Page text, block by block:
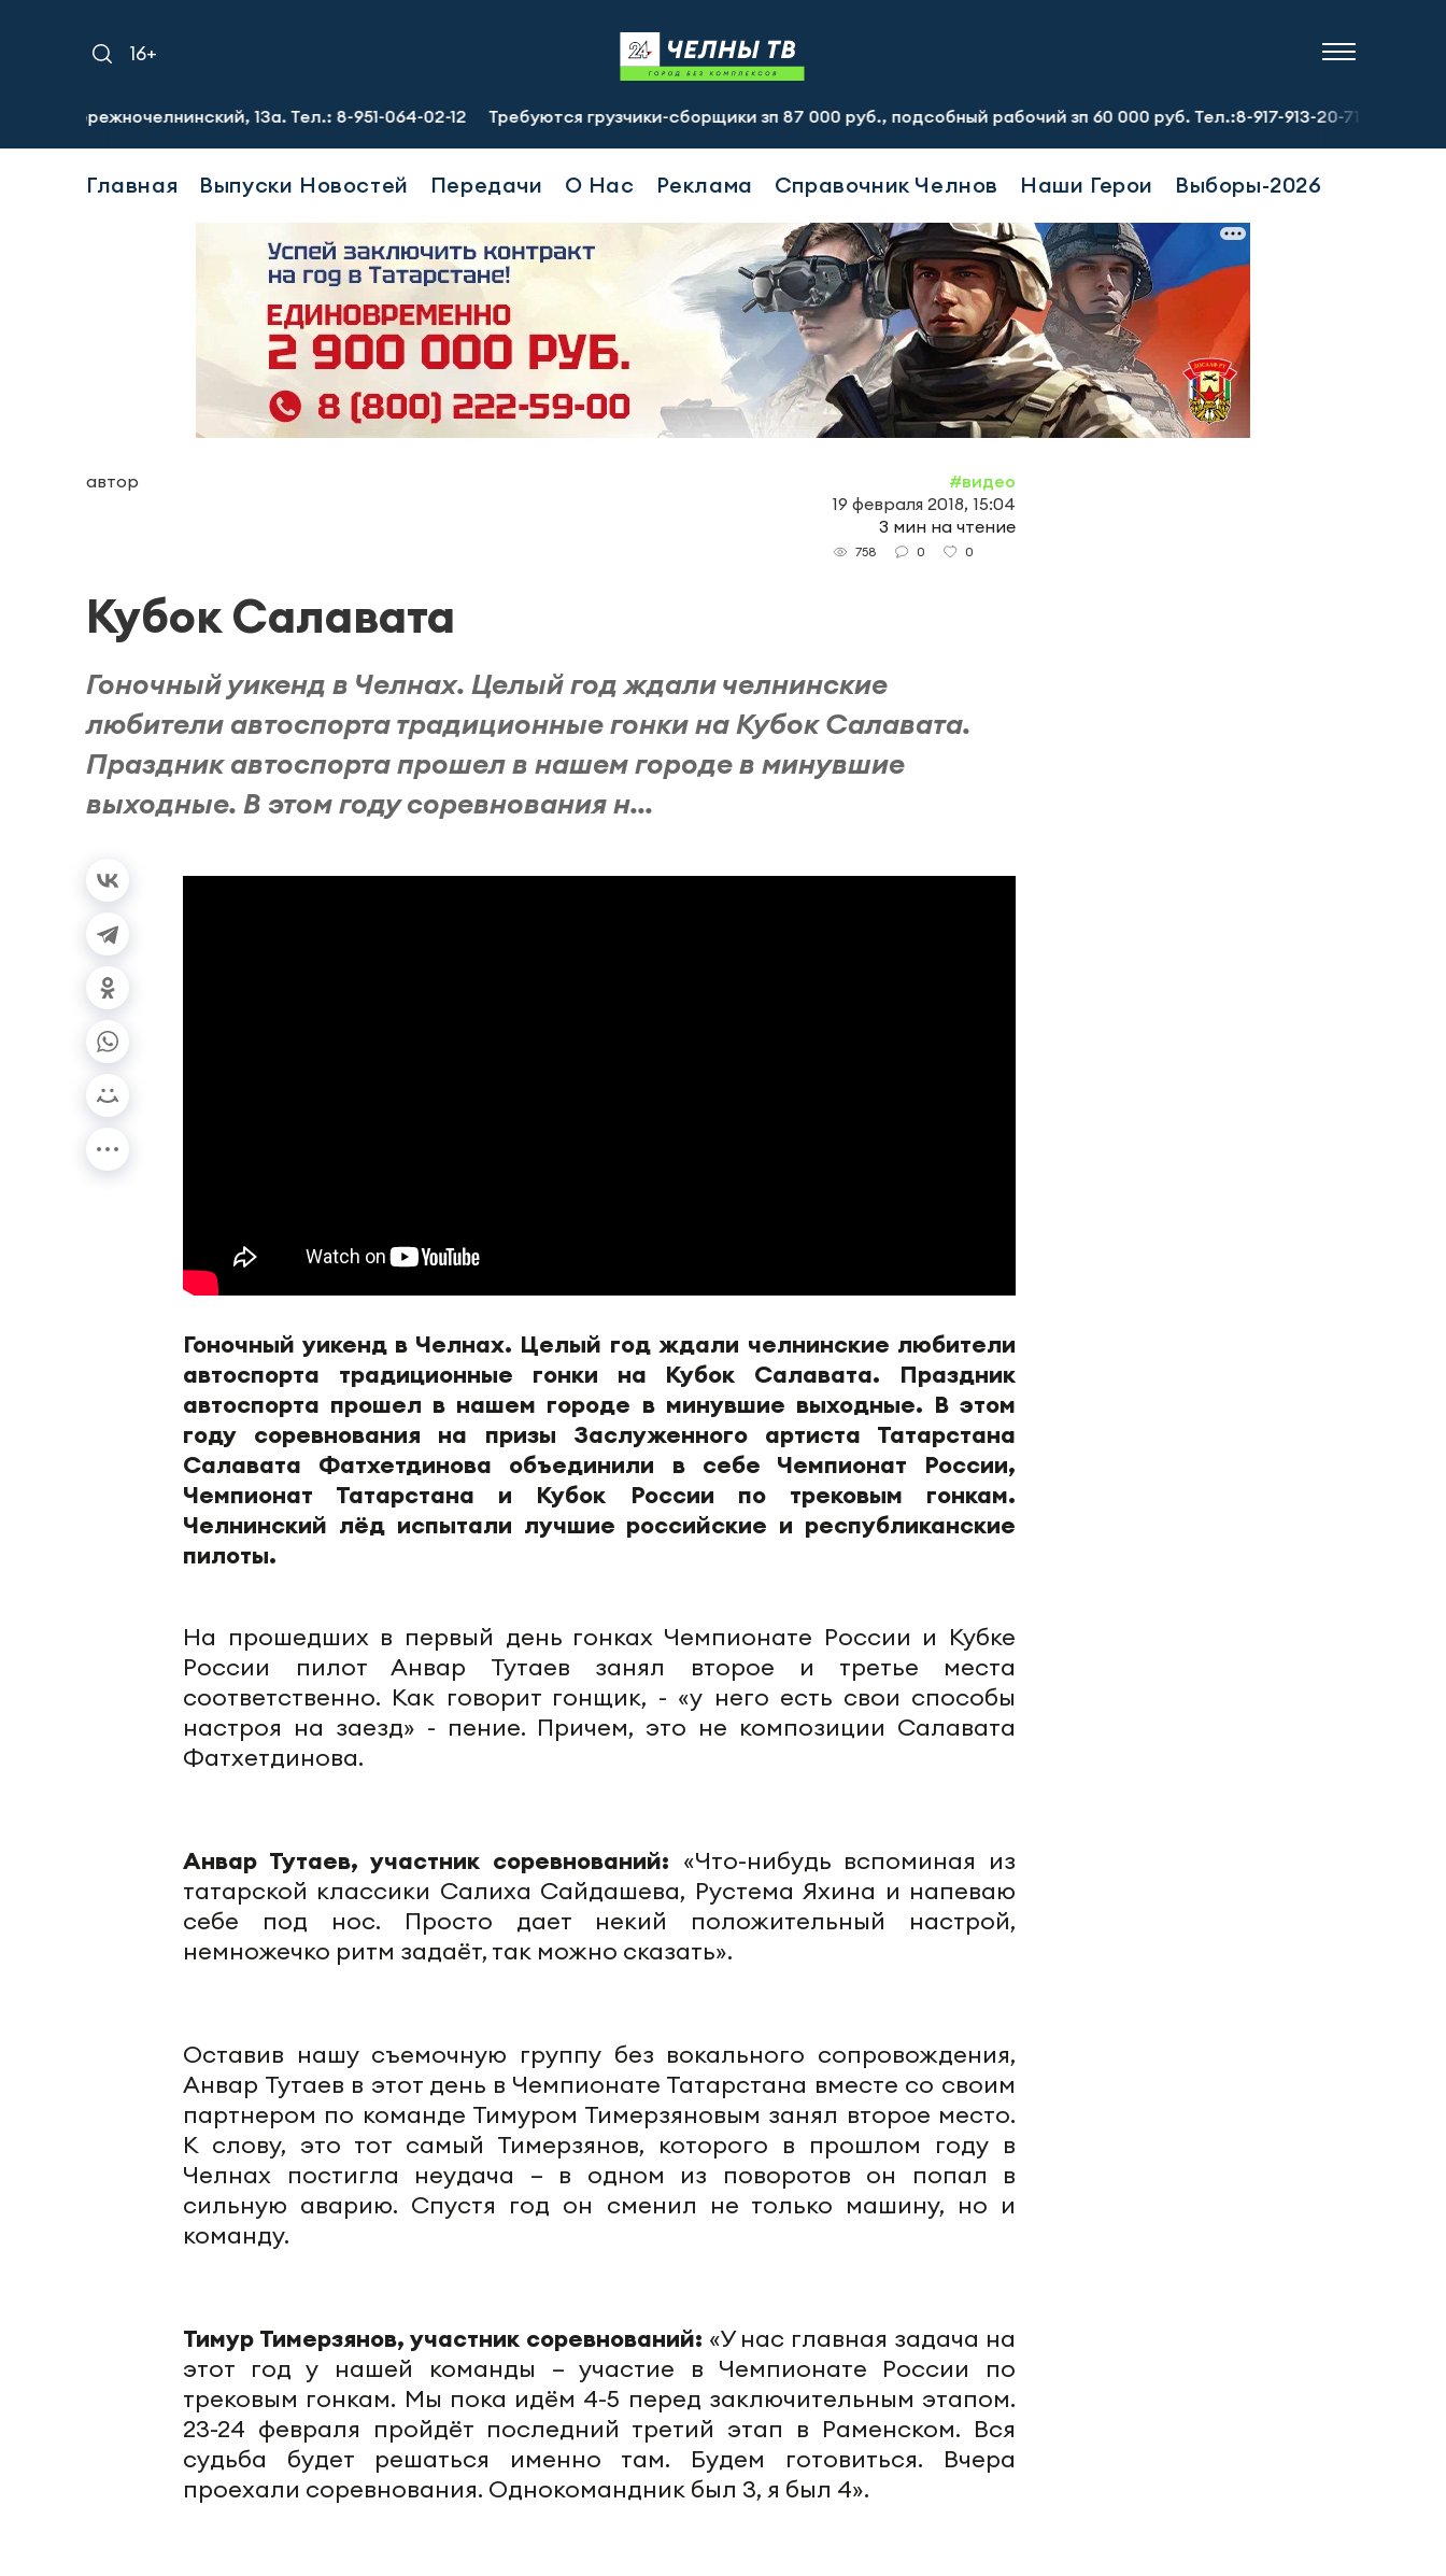
16+
13а. Тел.: 8-951-064-02-12 Требуются грузчики-сборщики зп 87 000 руб., подсобный рабочий зп 60 000 руб. Тел.:8-917-913-20-71 Предприятию
Главная Выпуски Новостей Передачи О Нас Реклама Справочник Челнов Наши Герои Выборы-2026
автор
#видео
19 февраля 2018, 15:04
3 мин на чтение
758 0 0
Кубок Салавата
Гоночный уикенд в Челнах. Целый год ждали челнинские
любители автоспорта традиционные гонки на Кубок Салавата.
Праздник автоспорта прошел в нашем городе в минувшие
выходные. В этом году соревнования н...
Гоночный уикенд в Челнах. Целый год ждали челнинские любители
автоспорта традиционные гонки на Кубок Салавата. Праздник
автоспорта прошел в нашем городе в минувшие выходные. В этом
году соревнования на призы Заслуженного артиста Татарстана
Салавата Фатхетдинова объединили в себе Чемпионат России,
Чемпионат Татарстана и Кубок России по трековым гонкам.
Челнинский лёд испытали лучшие российские и республиканские
пилоты.
На прошедших в первый день гонках Чемпионате России и Кубке
России пилот Анвар Тутаев занял второе и третье места
соответственно. Как говорит гонщик, - «у него есть свои способы
настроя на заезд» - пение. Причем, это не композиции Салавата
Фатхетдинова.
Анвар Тутаев, участник соревнований: «Что-нибудь вспоминая из
татарской классики Салиха Сайдашева, Рустема Яхина и напеваю
себе под нос. Просто дает некий положительный настрой,
немножечко ритм задаёт, так можно сказать».
Оставив нашу съемочную группу без вокального сопровождения,
Анвар Тутаев в этот день в Чемпионате Татарстана вместе со своим
партнером по команде Тимуром Тимерзяновым занял второе место.
К слову, это тот самый Тимерзянов, которого в прошлом году в
Челнах постигла неудача – в одном из поворотов он попал в
сильную аварию. Спустя год он сменил не только машину, но и
команду.
Тимур Тимерзянов, участник соревнований: «У нас главная задача на
этот год у нашей команды – участие в Чемпионате России по
трековым гонкам. Мы пока идём 4-5 перед заключительным этапом.
23-24 февраля пройдёт последний третий этап в Раменском. Вся
судьба будет решаться именно там. Будем готовиться. Вчера
проехали соревнования. Однокомандник был 3, я был 4».